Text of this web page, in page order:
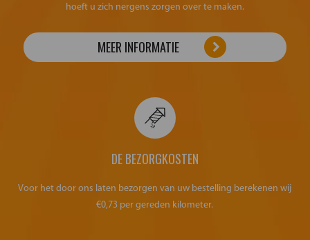
hoeft u zich nergens zorgen over te maken.
MEER INFORMATIE
DE BEZORGKOSTEN
Voor het door ons laten bezorgen van uw bestelling berekenen wij
€0,73 per gereden kilometer.